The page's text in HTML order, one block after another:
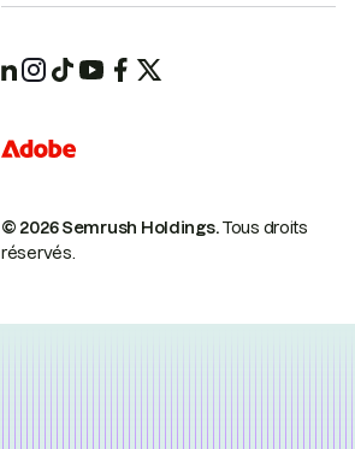
© 2026 Semrush Holdings.Tous droits
réservés.